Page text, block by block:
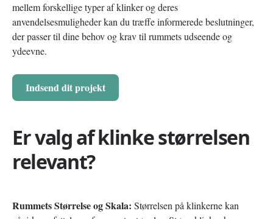
mellem forskellige typer af klinker og deres
anvendelsesmuligheder kan du træffe informerede beslutninger,
der passer til dine behov og krav til rummets udseende og
ydeevne.
Indsend dit projekt
Er valg af klinke størrelsen
relevant?
Rummets Størrelse og Skala: Størrelsen på klinkerne kan